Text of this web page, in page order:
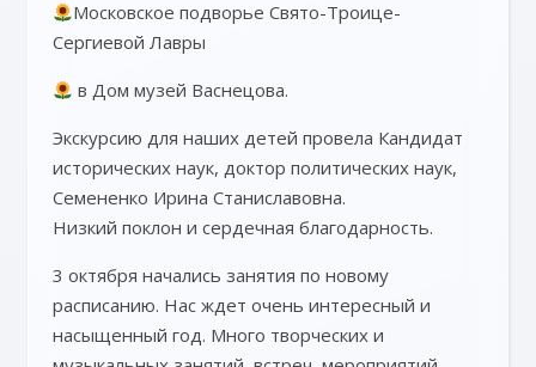
Московское подворье Свято-Троице-
Сергиевой Лавры
в Дом музей Васнецова.
Экскурсию для наших детей провела Кандидат
исторических наук, доктор политических наук,
Семененко Ирина Станиславовна.
Низкий поклон и сердечная благодарность.
3 октября начались занятия по новому
расписанию. Нас ждет очень интересный и
насыщенный год. Много творческих и